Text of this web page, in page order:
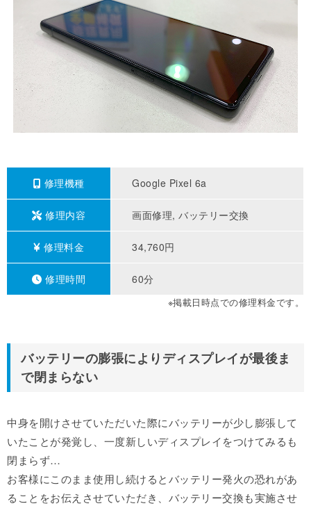
修理機種 Google Pixel 6a
修理内容 画面修理, バッテリー交換
修理料金 34,760円
修理時間 60分
※掲載日時点での修理料金です。
バッテリーの膨張によりディスプレイが最後ま
で閉まらない
中身を開けさせていただいた際にバッテリーが少し膨張して
いたことが発覚し、一度新しいディスプレイをつけてみるも
閉まらず…
お客様にこのまま使用し続けるとバッテリー発火の恐れがあ
ることをお伝えさせていただき、バッテリー交換も実施させ